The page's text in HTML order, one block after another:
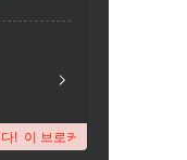
이 브로커의 WikiFX 점수는 너